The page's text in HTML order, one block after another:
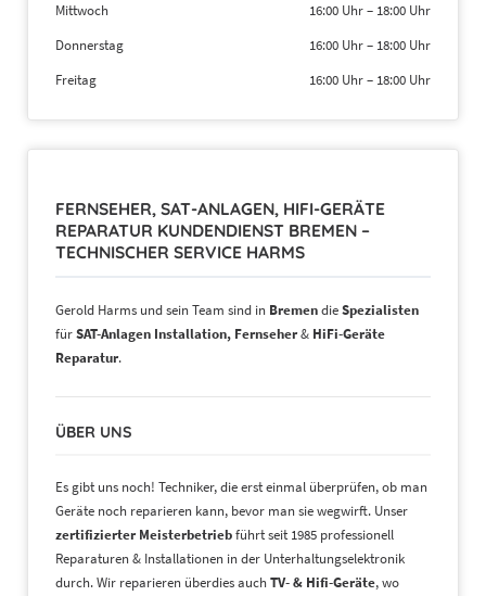
Mittwoch
16:00 Uhr– 18:00 Uhr
Donnerstag
16:00 Uhr– 18:00 Uhr
Freitag
16:00 Uhr– 18:00 Uhr
FERNSEHER, SAT-ANLAGEN, HIFI-GERÄTE
REPARATUR KUNDENDIENST BREMEN –
TECHNISCHER SERVICE HARMS
Gerold Harms und sein Team sind in BremendieSpezialisten
fürSAT-Anlagen Installation, Fernseher& HiFi-Geräte
Reparatur.
ÜBER UNS
Es gibt uns noch! Techniker, die erst einmal überprüfen, ob man
Geräte noch reparieren kann, bevor man sie wegwirft. Unser
zertifizierter Meisterbetriebführt seit 1985 professionell
Reparaturen & Installationen in der Unterhaltungselektronik
durch. Wir reparieren überdies auchTV- & Hifi-Geräte, wo